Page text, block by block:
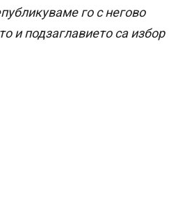
го с негово
и подзаглавието са избор